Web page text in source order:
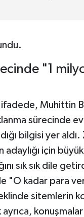
"1
Muhittin
sürecinde
bilgisi yer
adaylığı için
sık sık dile
"O kadar para
sitemlerin
konuşmalar